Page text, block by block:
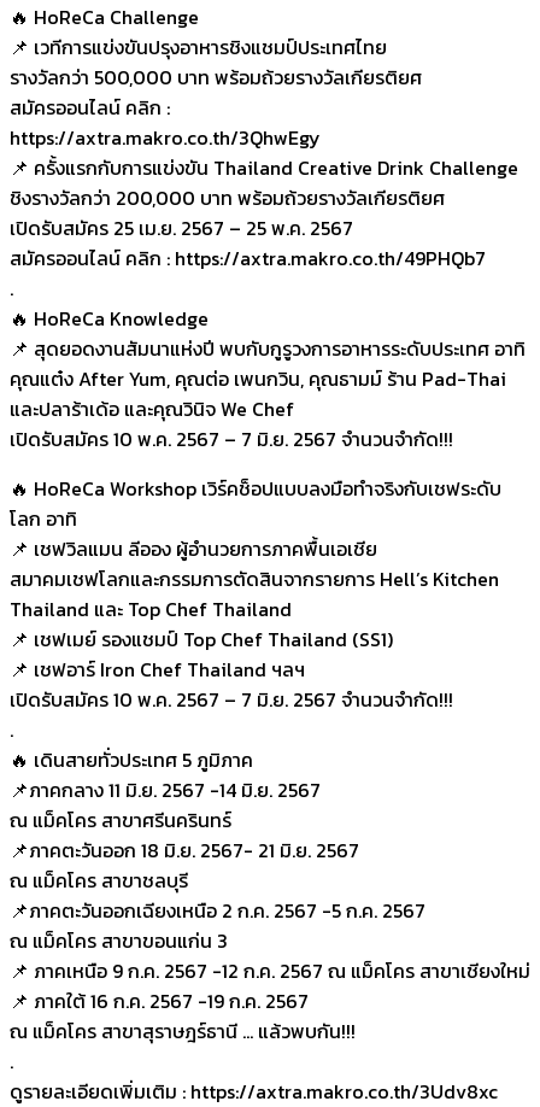
🔥 HoReCa Challenge
📌 เวทีการแข่งขันปรุงอาหารชิงแชมป์ประเทศไทย
รางวัลกว่า 500,000 บาท พร้อมถ้วยรางวัลเกียรติยศ
สมัครออนไลน์ คลิก :
https://axtra.makro.co.th/3QhwEgy
📌 ครั้งแรกกับการแข่งขัน Thailand Creative Drink Challenge
ชิงรางวัลกว่า 200,000 บาท พร้อมถ้วยรางวัลเกียรติยศ
เปิดรับสมัคร 25 เม.ย. 2567 – 25 พ.ค. 2567
สมัครออนไลน์ คลิก : https://axtra.makro.co.th/49PHQb7
.
🔥 HoReCa Knowledge
📌 สุดยอดงานสัมนาแห่งปี พบกับกูรูวงการอาหารระดับประเทศ อาทิ
คุณแต๋ง After Yum, คุณต่อ เพนกวิน, คุณธามม์ ร้าน Pad-Thai
และปลาร้าเด้อ และคุณวินิจ We Chef
เปิดรับสมัคร 10 พ.ค. 2567 – 7 มิ.ย. 2567 จำนวนจำกัด!!!
🔥 HoReCa Workshop เวิร์คช็อปแบบลงมือทำจริงกับเชฟระดับ
โลก อาทิ
📌 เชฟวิลแมน ลีออง ผู้อำนวยการภาคพื้นเอเชีย
สมาคมเชฟโลกและกรรมการตัดสินจากรายการ Hell’s Kitchen
Thailand และ Top Chef Thailand
📌 เชฟเมย์ รองแชมป์ Top Chef Thailand (SS1)
📌 เชฟอาร์ Iron Chef Thailand ฯลฯ
เปิดรับสมัคร 10 พ.ค. 2567 – 7 มิ.ย. 2567 จำนวนจำกัด!!!
.
🔥 เดินสายทั่วประเทศ 5 ภูมิภาค
📌ภาคกลาง 11 มิ.ย. 2567 -14 มิ.ย. 2567
ณ แม็คโคร สาขาศรีนครินทร์
📌ภาคตะวันออก 18 มิ.ย. 2567- 21 มิ.ย. 2567
ณ แม็คโคร สาขาชลบุรี
📌ภาคตะวันออกเฉียงเหนือ 2 ก.ค. 2567 -5 ก.ค. 2567
ณ แม็คโคร สาขาขอนแก่น 3
📌 ภาคเหนือ 9 ก.ค. 2567 -12 ก.ค. 2567 ณ แม็คโคร สาขาเชียงใหม่
📌 ภาคใต้ 16 ก.ค. 2567 -19 ก.ค. 2567
ณ แม็คโคร สาขาสุราษฎร์ธานี … แล้วพบกัน!!!
.
ดูรายละเอียดเพิ่มเติม : https://axtra.makro.co.th/3Udv8xc